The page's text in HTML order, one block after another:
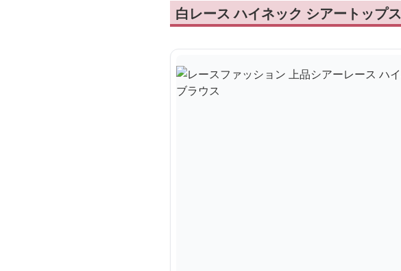
白レース ハイネック シアートップ